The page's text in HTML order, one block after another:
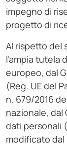
impegno di
progetto di
Al rispetto del
l'ampia tutela
europeo, dal
(Reg. UE del
n. 679/2016
nazionale, dal
dati personali
modificato dal